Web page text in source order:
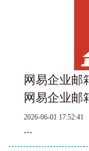
网易企业邮
网易企业邮
2026-06-01 17:52:41
...